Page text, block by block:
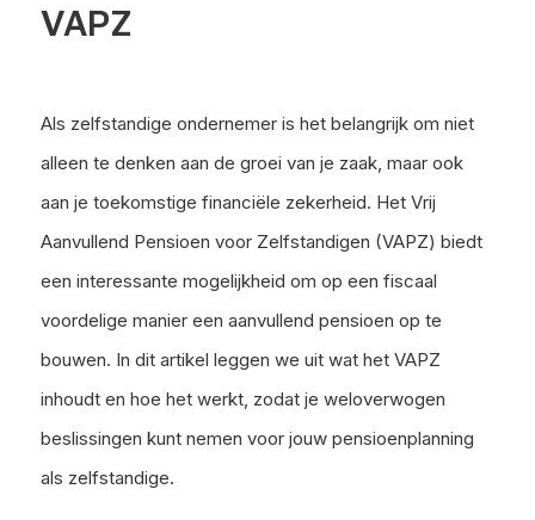
VAPZ
Als zelfstandige ondernemer is het belangrijk om niet
alleen te denken aan de groei van je zaak, maar ook
aan je toekomstige financiële zekerheid. Het Vrij
Aanvullend Pensioen voor Zelfstandigen (VAPZ) biedt
een interessante mogelijkheid om op een fiscaal
voordelige manier een aanvullend pensioen op te
bouwen. In dit artikel leggen we uit wat het VAPZ
inhoudt en hoe het werkt, zodat je weloverwogen
beslissingen kunt nemen voor jouw pensioenplanning
als zelfstandige.